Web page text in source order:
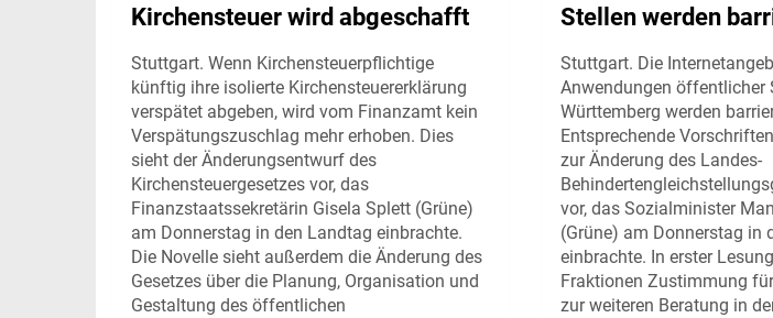
Kirchensteuer wird abgeschafft
Stuttgart. Wenn Kirchensteuerpflichtige
künftig ihre isolierte Kirchensteuererklärung
verspätet abgeben, wird vom Finanzamt kein
Verspätungszuschlag mehr erhoben. Dies
sieht der Änderungsentwurf des
Kirchensteuergesetzes vor, das
Finanzstaatssekretärin Gisela Splett (Grüne)
am Donnerstag in den Landtag einbrachte.
Die Novelle sieht außerdem die Änderung des
Gesetzes über die Planung, Organisation und
Gestaltung des öffentlichen
Stellen werden
Stuttgart. Die
Anwendungen öffentlicher
Württemberg werden
Entsprechende
zur Änderung des Landes-
vor, das Sozialminister
(Grüne) am Donnerstag in
einbrachte. In erster
Fraktionen Zustimmung
zur weiteren Beratung in